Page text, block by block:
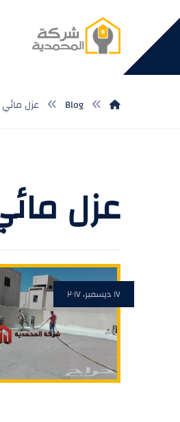
Blog عزل مائي
عزل
١٧ ديسمبر، ٢٠١٧